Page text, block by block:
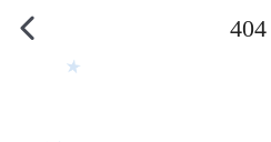
404